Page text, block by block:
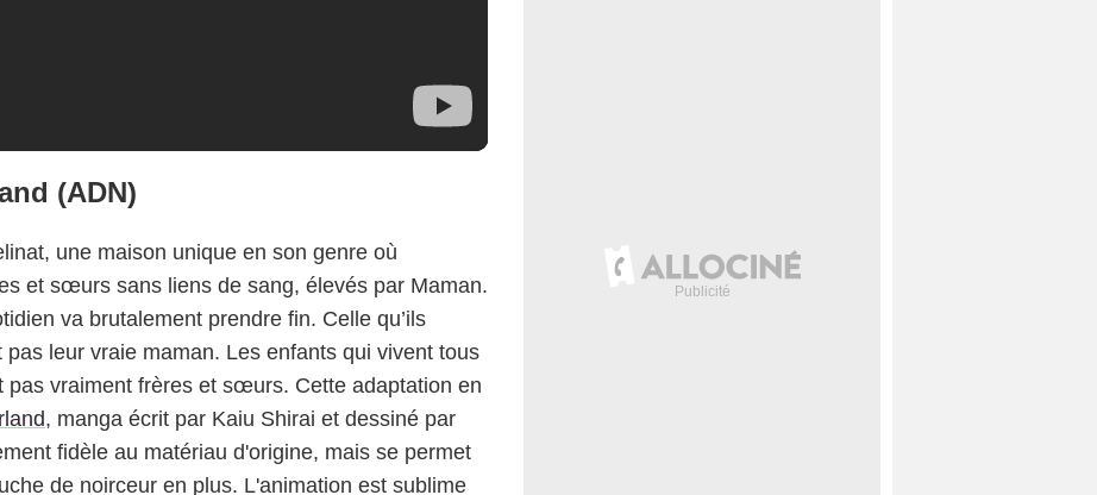
(ADN)
une maison unique en son genre où
et sœurs sans liens de sang, élevés par Maman.
va brutalement prendre fin. Celle qu’ils
pas leur vraie maman. Les enfants qui vivent tous
pas vraiment frères et sœurs. Cette adaptation en
, manga écrit par Kaiu Shirai et dessiné par
fidèle au matériau d'origine, mais se permet
de noirceur en plus. L'animation est sublime